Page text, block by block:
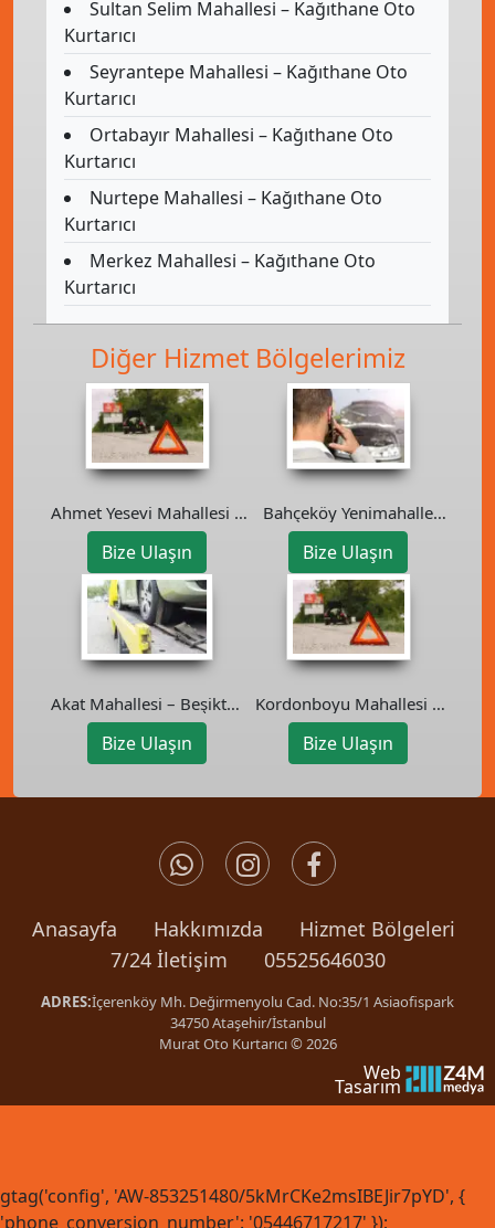
Sultan Selim Mahallesi – Kağıthane Oto
Kurtarıcı
Seyrantepe Mahallesi – Kağıthane Oto
Kurtarıcı
Ortabayır Mahallesi – Kağıthane Oto
Kurtarıcı
Nurtepe Mahallesi – Kağıthane Oto
Kurtarıcı
Merkez Mahallesi – Kağıthane Oto
Kurtarıcı
Diğer Hizmet Bölgelerimiz
Ahmet Yesevi Mahallesi –
Pendik Oto Kurtarıcı
Bize Ulaşın
Bahçeköy Yenimahalle
Mahallesi – Sarıyer Oto
Kurtarıcı
Bize Ulaşın
Akat Mahallesi – Beşiktaş
Oto Kurtarıcı
Bize Ulaşın
Kordonboyu Mahallesi –
Kartal Oto Kurtarıcı
Bize Ulaşın
Anasayfa Hakkımızda
Hizmet Bölgeleri
7/24 İletişim
05525646030
ADRES:İçerenköy Mh. Değirmenyolu Cad. No:35/1 Asiaofispark
34750 Ataşehir/İstanbul
Murat Oto Kurtarıcı © 2026
Web
Tasarım
gtag('config', 'AW-853251480/5kMrCKe2msIBEJir7pYD', {
'phone_conversion_number': '05446717217' });